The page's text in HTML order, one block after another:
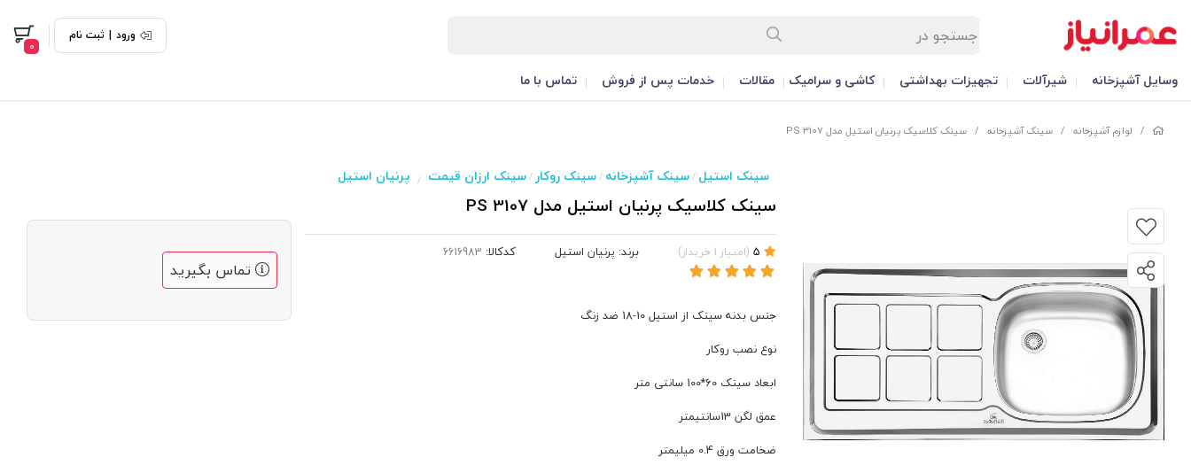
ورود | ثبت نام
0
وسایل آشپزخانه شیرآلات تجهیزات بهداشتی کاشی و سرامیک مقالات خدمات پس از فروش تماس با ما
/ لوازم آشپزخانه / سینک آشپزخانه / سینک کلاسیک پرنیان استیل مدل PS 3107
سینک استیل /سینک آشپزخانه /سینک روکار/سینک ارزان قیمت / پرنیان استیل
سینک کلاسیک پرنیان استیل مدل PS 3107
(امتیاز 1 خریدار) برند: پرنیان استیل کدکالا:
جنس بدنه سینک از استیل 10-18 ضد زنگ
نوع نصب روکار
ابعاد سینک 60*100 سانتی متر
عمق لگن 13سانتیمتر
ضخامت ورق 0.4 میلیمتر
تماس بگیرید